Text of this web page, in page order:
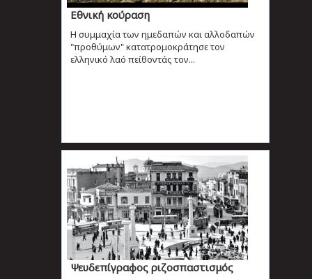
Εθνική κούραση
Η συμμαχία των ημεδαπών και αλλοδαπών
"προθύμων" κατατρομοκράτησε τον
ελληνικό λαό πείθοντάς τον...
Ψευδεπίγραφος ριζοσπαστισμός